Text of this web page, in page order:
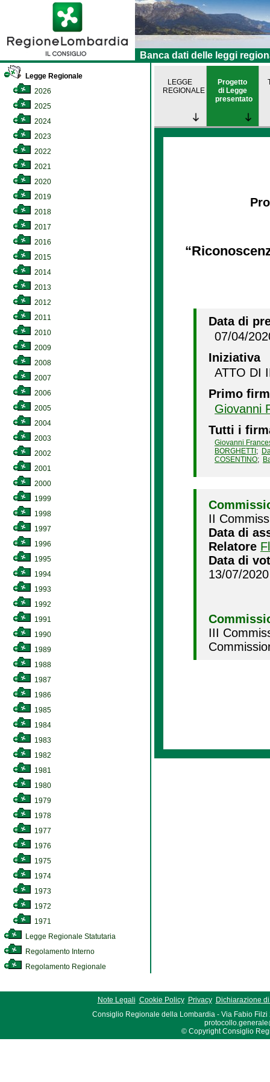
Banca dati delle leggi
Legge Regionale
2026
2025
2024
2023
2022
2021
2020
2019
2018
2017
2016
2015
2014
2013
2012
2011
2010
2009
2008
2007
2006
2005
2004
2003
2002
2001
2000
1999
1998
1997
1996
1995
1994
1993
1992
1991
1990
1989
1988
1987
1986
1985
1984
1983
1982
1981
1980
1979
1978
1977
1976
1975
1974
1973
1972
1971
Legge Regionale Statutaria
Regolamento Interno
Regolamento Regionale
LEGGE
REGIONALE
Progetto
di Legge
presentato
Data di
07/04/
Iniziativa
ATTO DI
Primo
Giovanni
Tutti i
Giovanni
BORGHETTI ;
COSENTINO;
II
Data di
Relatore
Data di
13/07/2020
III
Note Legali Cookie Policy Privacy
Dichiarazione
Consiglio Regionale della Lombardia - Via Fabio Filzi
© Copyright Consiglio